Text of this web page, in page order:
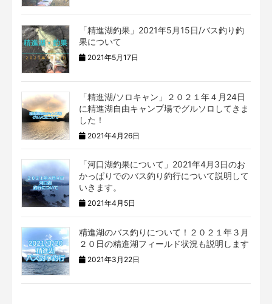
「精進湖釣果」2021年5月15日/バス釣り釣
果について
2021年5月17日
「精進湖/ソロキャン」２０２１年４月24日
に精進湖自由キャンプ場でグルソロしてきま
した！
2021年4月26日
「河口湖釣果について」2021年4月3日のお
かっぱりでのバス釣り釣行について説明して
いきます。
2021年4月5日
精進湖のバス釣りについて！２０２１年３月
２０日の精進湖フィールド状況も説明します
2021年3月22日